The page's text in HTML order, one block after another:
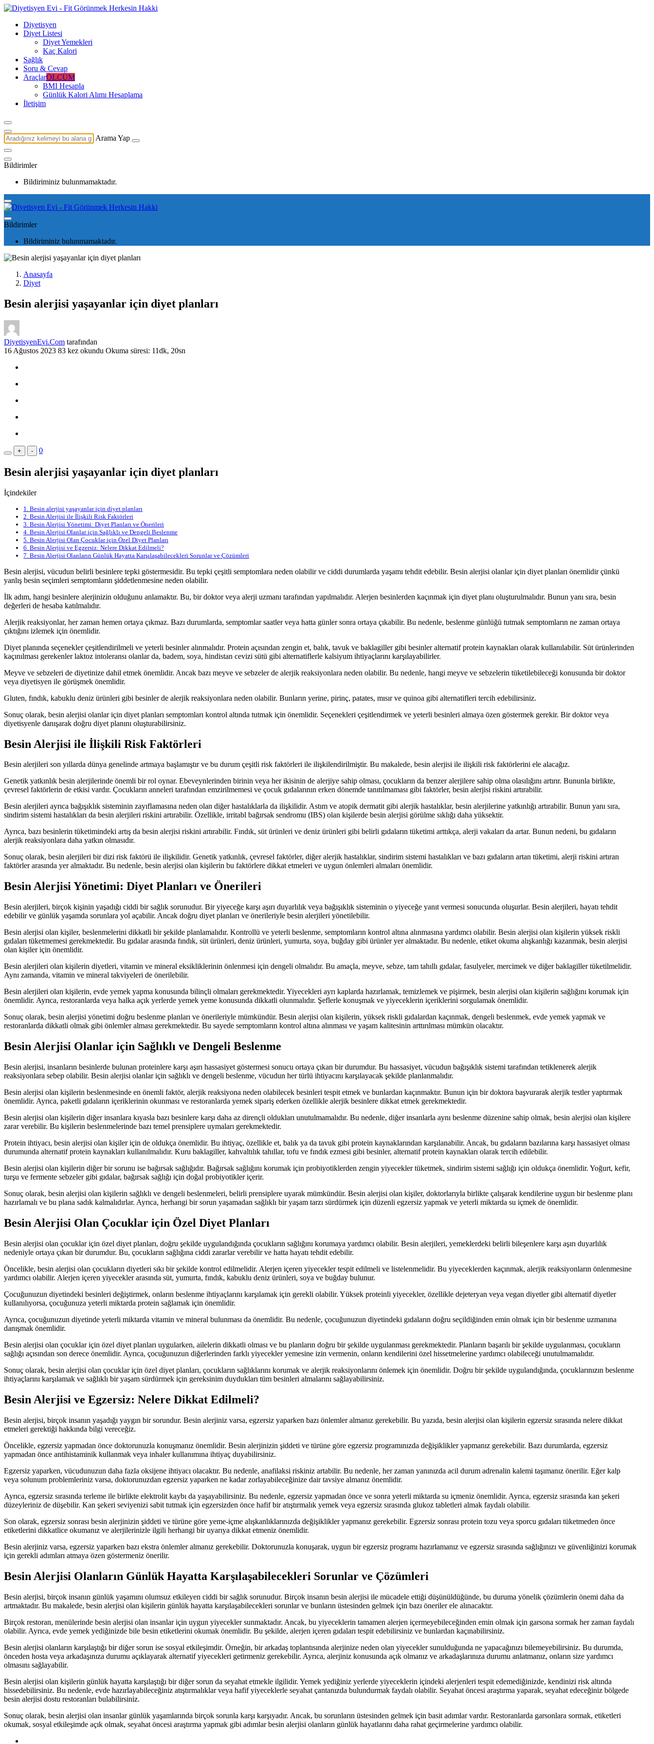
Diyetisyen
Diyet Listesi
Diyet Yemekleri
Kaç Kalori
Sağlık
Soru & Cevap
AraçlarÖLÇÜM
BMI Hesapla
Günlük Kalori Alımı Hesaplama
İletişim
Arama Yap
Bildirimler
Bildiriminiz bulunmamaktadır.
Bildirimler
Bildiriminiz bulunmamaktadır.
Anasayfa
Diyet
Besin alerjisi yaşayanlar için diyet planları
DiyetisyenEvi.Com tarafından
16 Ağustos 2023 83 kez okundu Okuma süresi: 11dk, 20sn
+ - 0
Besin alerjisi yaşayanlar için diyet planları
İçindekiler
1. Besin alerjisi yaşayanlar için diyet planları
2. Besin Alerjisi ile İlişkili Risk Faktörleri
3. Besin Alerjisi Yönetimi: Diyet Planları ve Önerileri
4. Besin Alerjisi Olanlar için Sağlıklı ve Dengeli Beslenme
5. Besin Alerjisi Olan Çocuklar için Özel Diyet Planları
6. Besin Alerjisi ve Egzersiz: Nelere Dikkat Edilmeli?
7. Besin Alerjisi Olanların Günlük Hayatta Karşılaşabilecekleri Sorunlar ve Çözümleri
Besin alerjisi, vücudun belirli besinlere tepki göstermesidir. Bu tepki çeşitli semptomlara neden olabilir ve ciddi durumlarda yaşamı tehdit edebilir. Besin alerjisi olanlar için diyet planları önemlidir çünkü
yanlış besin seçimleri semptomların şiddetlenmesine neden olabilir.
İlk adım, hangi besinlere alerjinizin olduğunu anlamaktır. Bu, bir doktor veya alerji uzmanı tarafından yapılmalıdır. Alerjen besinlerden kaçınmak için diyet planı oluşturulmalıdır. Bunun yanı sıra, besin
değerleri de hesaba katılmalıdır.
Alerjik reaksiyonlar, her zaman hemen ortaya çıkmaz. Bazı durumlarda, semptomlar saatler veya hatta günler sonra ortaya çıkabilir. Bu nedenle, beslenme günlüğü tutmak semptomların ne zaman ortaya
çıktığını izlemek için önemlidir.
Diyet planında seçenekler çeşitlendirilmeli ve yeterli besinler alınmalıdır. Protein açısından zengin et, balık, tavuk ve baklagiller gibi besinler alternatif protein kaynakları olarak kullanılabilir. Süt ürünlerinden
kaçınılması gerekenler laktoz intoleransı olanlar da, badem, soya, hindistan cevizi sütü gibi alternatiflerle kalsiyum ihtiyaçlarını karşılayabilirler.
Meyve ve sebzeleri de diyetinize dahil etmek önemlidir. Ancak bazı meyve ve sebzeler de alerjik reaksiyonlara neden olabilir. Bu nedenle, hangi meyve ve sebzelerin tüketilebileceği konusunda bir doktor
veya diyetisyen ile görüşmek önemlidir.
Gluten, fındık, kabuklu deniz ürünleri gibi besinler de alerjik reaksiyonlara neden olabilir. Bunların yerine, pirinç, patates, mısır ve quinoa gibi alternatifleri tercih edebilirsiniz.
Sonuç olarak, besin alerjisi olanlar için diyet planları semptomları kontrol altında tutmak için önemlidir. Seçenekleri çeşitlendirmek ve yeterli besinleri almaya özen göstermek gerekir. Bir doktor veya
diyetisyenle danışarak doğru diyet planını oluşturabilirsiniz.
Besin Alerjisi ile İlişkili Risk Faktörleri
Besin alerjileri son yıllarda dünya genelinde artmaya başlamıştır ve bu durum çeşitli risk faktörleri ile ilişkilendirilmiştir. Bu makalede, besin alerjisi ile ilişkili risk faktörlerini ele alacağız.
Genetik yatkınlık besin alerjilerinde önemli bir rol oynar. Ebeveynlerinden birinin veya her ikisinin de alerjiye sahip olması, çocukların da benzer alerjilere sahip olma olasılığını artırır. Bununla birlikte,
çevresel faktörlerin de etkisi vardır. Çocukların anneleri tarafından emzirilmemesi ve çocuk gıdalarının erken dönemde tanıtılmaması gibi faktörler, besin alerjisi riskini artırabilir.
Besin alerjileri ayrıca bağışıklık sisteminin zayıflamasına neden olan diğer hastalıklarla da ilişkilidir. Astım ve atopik dermatit gibi alerjik hastalıklar, besin alerjilerine yatkınlığı artırabilir. Bunun yanı sıra,
sindirim sistemi hastalıkları da besin alerjileri riskini artırabilir. Özellikle, irritabl bağırsak sendromu (IBS) olan kişilerde besin alerjisi görülme sıklığı daha yüksektir.
Ayrıca, bazı besinlerin tüketimindeki artış da besin alerjisi riskini artırabilir. Fındık, süt ürünleri ve deniz ürünleri gibi belirli gıdaların tüketimi arttıkça, alerji vakaları da artar. Bunun nedeni, bu gıdaların
alerjik reaksiyonlara daha yatkın olmasıdır.
Sonuç olarak, besin alerjileri bir dizi risk faktörü ile ilişkilidir. Genetik yatkınlık, çevresel faktörler, diğer alerjik hastalıklar, sindirim sistemi hastalıkları ve bazı gıdaların artan tüketimi, alerji riskini artıran
faktörler arasında yer almaktadır. Bu nedenle, besin alerjisi olan kişilerin bu faktörlere dikkat etmeleri ve uygun önlemleri almaları önemlidir.
Besin Alerjisi Yönetimi: Diyet Planları ve Önerileri
Besin alerjileri, birçok kişinin yaşadığı ciddi bir sağlık sorunudur. Bir yiyeceğe karşı aşırı duyarlılık veya bağışıklık sisteminin o yiyeceğe yanıt vermesi sonucunda oluşurlar. Besin alerjileri, hayatı tehdit
edebilir ve günlük yaşamda sorunlara yol açabilir. Ancak doğru diyet planları ve önerileriyle besin alerjileri yönetilebilir.
Besin alerjisi olan kişiler, beslenmelerini dikkatli bir şekilde planlamalıdır. Kontrollü ve yeterli beslenme, semptomların kontrol altına alınmasına yardımcı olabilir. Besin alerjisi olan kişilerin yüksek riskli
gıdaları tüketmemesi gerekmektedir. Bu gıdalar arasında fındık, süt ürünleri, deniz ürünleri, yumurta, soya, buğday gibi ürünler yer almaktadır. Bu nedenle, etiket okuma alışkanlığı kazanmak, besin alerjisi
olan kişiler için önemlidir.
Besin alerjileri olan kişilerin diyetleri, vitamin ve mineral eksikliklerinin önlenmesi için dengeli olmalıdır. Bu amaçla, meyve, sebze, tam tahıllı gıdalar, fasulyeler, mercimek ve diğer baklagiller tüketilmelidir.
Aynı zamanda, vitamin ve mineral takviyeleri de önerilebilir.
Besin alerjileri olan kişilerin, evde yemek yapma konusunda bilinçli olmaları gerekmektedir. Yiyecekleri ayrı kaplarda hazırlamak, temizlemek ve pişirmek, besin alerjisi olan kişilerin sağlığını korumak için
önemlidir. Ayrıca, restoranlarda veya halka açık yerlerde yemek yeme konusunda dikkatli olunmalıdır. Şeflerle konuşmak ve yiyeceklerin içeriklerini sorgulamak önemlidir.
Sonuç olarak, besin alerjisi yönetimi doğru beslenme planları ve önerileriyle mümkündür. Besin alerjisi olan kişilerin, yüksek riskli gıdalardan kaçınmak, dengeli beslenmek, evde yemek yapmak ve
restoranlarda dikkatli olmak gibi önlemler alması gerekmektedir. Bu sayede semptomların kontrol altına alınması ve yaşam kalitesinin arttırılması mümkün olacaktır.
Besin Alerjisi Olanlar için Sağlıklı ve Dengeli Beslenme
Besin alerjisi, insanların besinlerde bulunan proteinlere karşı aşırı hassasiyet göstermesi sonucu ortaya çıkan bir durumdur. Bu hassasiyet, vücudun bağışıklık sistemi tarafından tetiklenerek alerjik
reaksiyonlara sebep olabilir. Besin alerjisi olanlar için sağlıklı ve dengeli beslenme, vücudun her türlü ihtiyacını karşılayacak şekilde planlanmalıdır.
Besin alerjisi olan kişilerin beslenmesinde en önemli faktör, alerjik reaksiyona neden olabilecek besinleri tespit etmek ve bunlardan kaçınmaktır. Bunun için bir doktora başvurarak alerjik testler yaptırmak
önemlidir. Ayrıca, paketli gıdaların içeriklerinin okunması ve restoranlarda yemek sipariş ederken özellikle alerjik besinlere dikkat etmek gerekmektedir.
Besin alerjisi olan kişilerin diğer insanlara kıyasla bazı besinlere karşı daha az dirençli oldukları unutulmamalıdır. Bu nedenle, diğer insanlarla aynı beslenme düzenine sahip olmak, besin alerjisi olan kişilere
zarar verebilir. Bu kişilerin beslenmelerinde bazı temel prensiplere uymaları gerekmektedir.
Protein ihtiyacı, besin alerjisi olan kişiler için de oldukça önemlidir. Bu ihtiyaç, özellikle et, balık ya da tavuk gibi protein kaynaklarından karşılanabilir. Ancak, bu gıdaların bazılarına karşı hassasiyet olması
durumunda alternatif protein kaynakları kullanılmalıdır. Kuru baklagiller, kahvaltılık tahıllar, tofu ve fındık ezmesi gibi besinler, alternatif protein kaynakları olarak tercih edilebilir.
Besin alerjisi olan kişilerin diğer bir sorunu ise bağırsak sağlığıdır. Bağırsak sağlığını korumak için probiyotiklerden zengin yiyecekler tüketmek, sindirim sistemi sağlığı için oldukça önemlidir. Yoğurt, kefir,
turşu ve fermente sebzeler gibi gıdalar, bağırsak sağlığı için doğal probiyotikler içerir.
Sonuç olarak, besin alerjisi olan kişilerin sağlıklı ve dengeli beslenmeleri, belirli prensiplere uyarak mümkündür. Besin alerjisi olan kişiler, doktorlarıyla birlikte çalışarak kendilerine uygun bir beslenme planı
hazırlamalı ve bu plana sadık kalmalıdırlar. Ayrıca, herhangi bir sorun yaşamadan sağlıklı bir yaşam tarzı sürdürmek için düzenli egzersiz yapmak ve yeterli miktarda su içmek de önemlidir.
Besin Alerjisi Olan Çocuklar için Özel Diyet Planları
Besin alerjisi olan çocuklar için özel diyet planları, doğru şekilde uygulandığında çocukların sağlığını korumaya yardımcı olabilir. Besin alerjileri, yemeklerdeki belirli bileşenlere karşı aşırı duyarlılık
nedeniyle ortaya çıkan bir durumdur. Bu, çocukların sağlığına ciddi zararlar verebilir ve hatta hayatı tehdit edebilir.
Öncelikle, besin alerjisi olan çocukların diyetleri sıkı bir şekilde kontrol edilmelidir. Alerjen içeren yiyecekler tespit edilmeli ve listelenmelidir. Bu yiyeceklerden kaçınmak, alerjik reaksiyonların önlenmesine
yardımcı olabilir. Alerjen içeren yiyecekler arasında süt, yumurta, fındık, kabuklu deniz ürünleri, soya ve buğday bulunur.
Çocuğunuzun diyetindeki besinleri değiştirmek, onların beslenme ihtiyaçlarını karşılamak için gerekli olabilir. Yüksek proteinli yiyecekler, özellikle dejeteryan veya vegan diyetler gibi alternatif diyetler
kullanılıyorsa, çocuğunuza yeterli miktarda protein sağlamak için önemlidir.
Ayrıca, çocuğunuzun diyetinde yeterli miktarda vitamin ve mineral bulunması da önemlidir. Bu nedenle, çocuğunuzun diyetindeki gıdaların doğru seçildiğinden emin olmak için bir beslenme uzmanına
danışmak önemlidir.
Besin alerjisi olan çocuklar için özel diyet planları uygularken, ailelerin dikkatli olması ve bu planların doğru bir şekilde uygulanması gerekmektedir. Planların başarılı bir şekilde uygulanması, çocukların
sağlığı açısından son derece önemlidir. Ayrıca, çocuğunuzun diğerlerinden farklı yiyecekler yemesine izin vermenin, onların kendilerini özel hissetmelerine yardımcı olabileceği unutulmamalıdır.
Sonuç olarak, besin alerjisi olan çocuklar için özel diyet planları, çocukların sağlıklarını korumak ve alerjik reaksiyonlarını önlemek için önemlidir. Doğru bir şekilde uygulandığında, çocuklarınızın beslenme
ihtiyaçlarını karşılamak ve sağlıklı bir yaşam sürdürmek için gereksinim duydukları tüm besinleri almalarını sağlayabilirsiniz.
Besin Alerjisi ve Egzersiz: Nelere Dikkat Edilmeli?
Besin alerjisi, birçok insanın yaşadığı yaygın bir sorundur. Besin alerjiniz varsa, egzersiz yaparken bazı önlemler almanız gerekebilir. Bu yazıda, besin alerjisi olan kişilerin egzersiz sırasında nelere dikkat
etmeleri gerektiği hakkında bilgi vereceğiz.
Öncelikle, egzersiz yapmadan önce doktorunuzla konuşmanız önemlidir. Besin alerjinizin şiddeti ve türüne göre egzersiz programınızda değişiklikler yapmanız gerekebilir. Bazı durumlarda, egzersiz
yapmadan önce antihistaminik kullanmak veya inhaler kullanımına ihtiyaç duyabilirsiniz.
Egzersiz yaparken, vücudunuzun daha fazla oksijene ihtiyacı olacaktır. Bu nedenle, anafilaksi riskiniz artabilir. Bu nedenle, her zaman yanınızda acil durum adrenalin kalemi taşımanız önerilir. Eğer kalp
veya solunum problemleriniz varsa, doktorunuzdan egzersiz yaparken ne kadar zorlayabileceğinize dair tavsiye almanız önemlidir.
Ayrıca, egzersiz sırasında terleme ile birlikte elektrolit kaybı da yaşayabilirsiniz. Bu nedenle, egzersiz yapmadan önce ve sonra yeterli miktarda su içmeniz önemlidir. Ayrıca, egzersiz sırasında kan şekeri
düzeyleriniz de düşebilir. Kan şekeri seviyenizi sabit tutmak için egzersizden önce hafif bir atıştırmalık yemek veya egzersiz sırasında glukoz tabletleri almak faydalı olabilir.
Son olarak, egzersiz sonrası besin alerjinizin şiddeti ve türüne göre yeme-içme alışkanlıklarınızda değişiklikler yapmanız gerekebilir. Egzersiz sonrası protein tozu veya sporcu gıdaları tüketmeden önce
etiketlerini dikkatlice okumanız ve alerjilerinizle ilgili herhangi bir uyarıya dikkat etmeniz önemlidir.
Besin alerjiniz varsa, egzersiz yaparken bazı ekstra önlemler almanız gerekebilir. Doktorunuzla konuşarak, uygun bir egzersiz programı hazırlamanız ve egzersiz sırasında sağlığınızı ve güvenliğinizi korumak
için gerekli adımları atmaya özen göstermeniz önerilir.
Besin Alerjisi Olanların Günlük Hayatta Karşılaşabilecekleri Sorunlar ve Çözümleri
Besin alerjisi, birçok insanın günlük yaşamını olumsuz etkileyen ciddi bir sağlık sorunudur. Birçok insanın besin alerjisi ile mücadele ettiği düşünüldüğünde, bu duruma yönelik çözümlerin önemi daha da
artmaktadır. Bu makalede, besin alerjisi olan kişilerin günlük hayatta karşılaşabilecekleri sorunlar ve bunların üstesinden gelmek için bazı öneriler ele alınacaktır.
Birçok restoran, menülerinde besin alerjisi olan insanlar için uygun yiyecekler sunmaktadır. Ancak, bu yiyeceklerin tamamen alerjen içermeyebileceğinden emin olmak için garsona sormak her zaman faydalı
olabilir. Ayrıca, evde yemek yediğinizde bile besin etiketlerini okumak önemlidir. Bu şekilde, alerjen içeren gıdaları tespit edebilirsiniz ve bunlardan kaçınabilirsiniz.
Besin alerjisi olanların karşılaştığı bir diğer sorun ise sosyal etkileşimdir. Örneğin, bir arkadaş toplantısında alerjinize neden olan yiyecekler sunulduğunda ne yapacağınızı bilemeyebilirsiniz. Bu durumda,
önceden hosta veya arkadaşınıza durumu açıklayarak alternatif yiyecekleri getirmeniz gerekebilir. Ayrıca, alerjiniz konusunda açık olmanız ve arkadaşlarınıza durumu anlatmanız, onların size yardımcı
olmasını sağlayabilir.
Besin alerjisi olan kişilerin günlük hayatta karşılaştığı bir diğer sorun da seyahat etmekle ilgilidir. Yemek yediğiniz yerlerde yiyeceklerin içindeki alerjenleri tespit edemediğinizde, kendinizi risk altında
hissedebilirsiniz. Bu nedenle, evde hazırlayabileceğiniz atıştırmalıklar veya hafif yiyeceklerle seyahat çantanızda bulundurmak faydalı olabilir. Seyahat öncesi araştırma yaparak, seyahat edeceğiniz bölgede
besin alerjisi dostu restoranları bulabilirsiniz.
Sonuç olarak, besin alerjisi olan insanlar günlük yaşamlarında birçok sorunla karşı karşıyadır. Ancak, bu sorunların üstesinden gelmek için basit adımlar vardır. Restoranlarda garsonlara sormak, etiketleri
okumak, sosyal etkileşimde açık olmak, seyahat öncesi araştırma yapmak gibi adımlar besin alerjisi olanların günlük hayatlarını daha rahat geçirmelerine yardımcı olabilir.